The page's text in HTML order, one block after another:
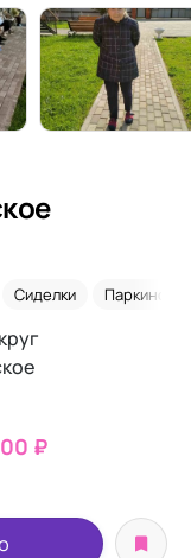
Сиделки Паркинсон
₽